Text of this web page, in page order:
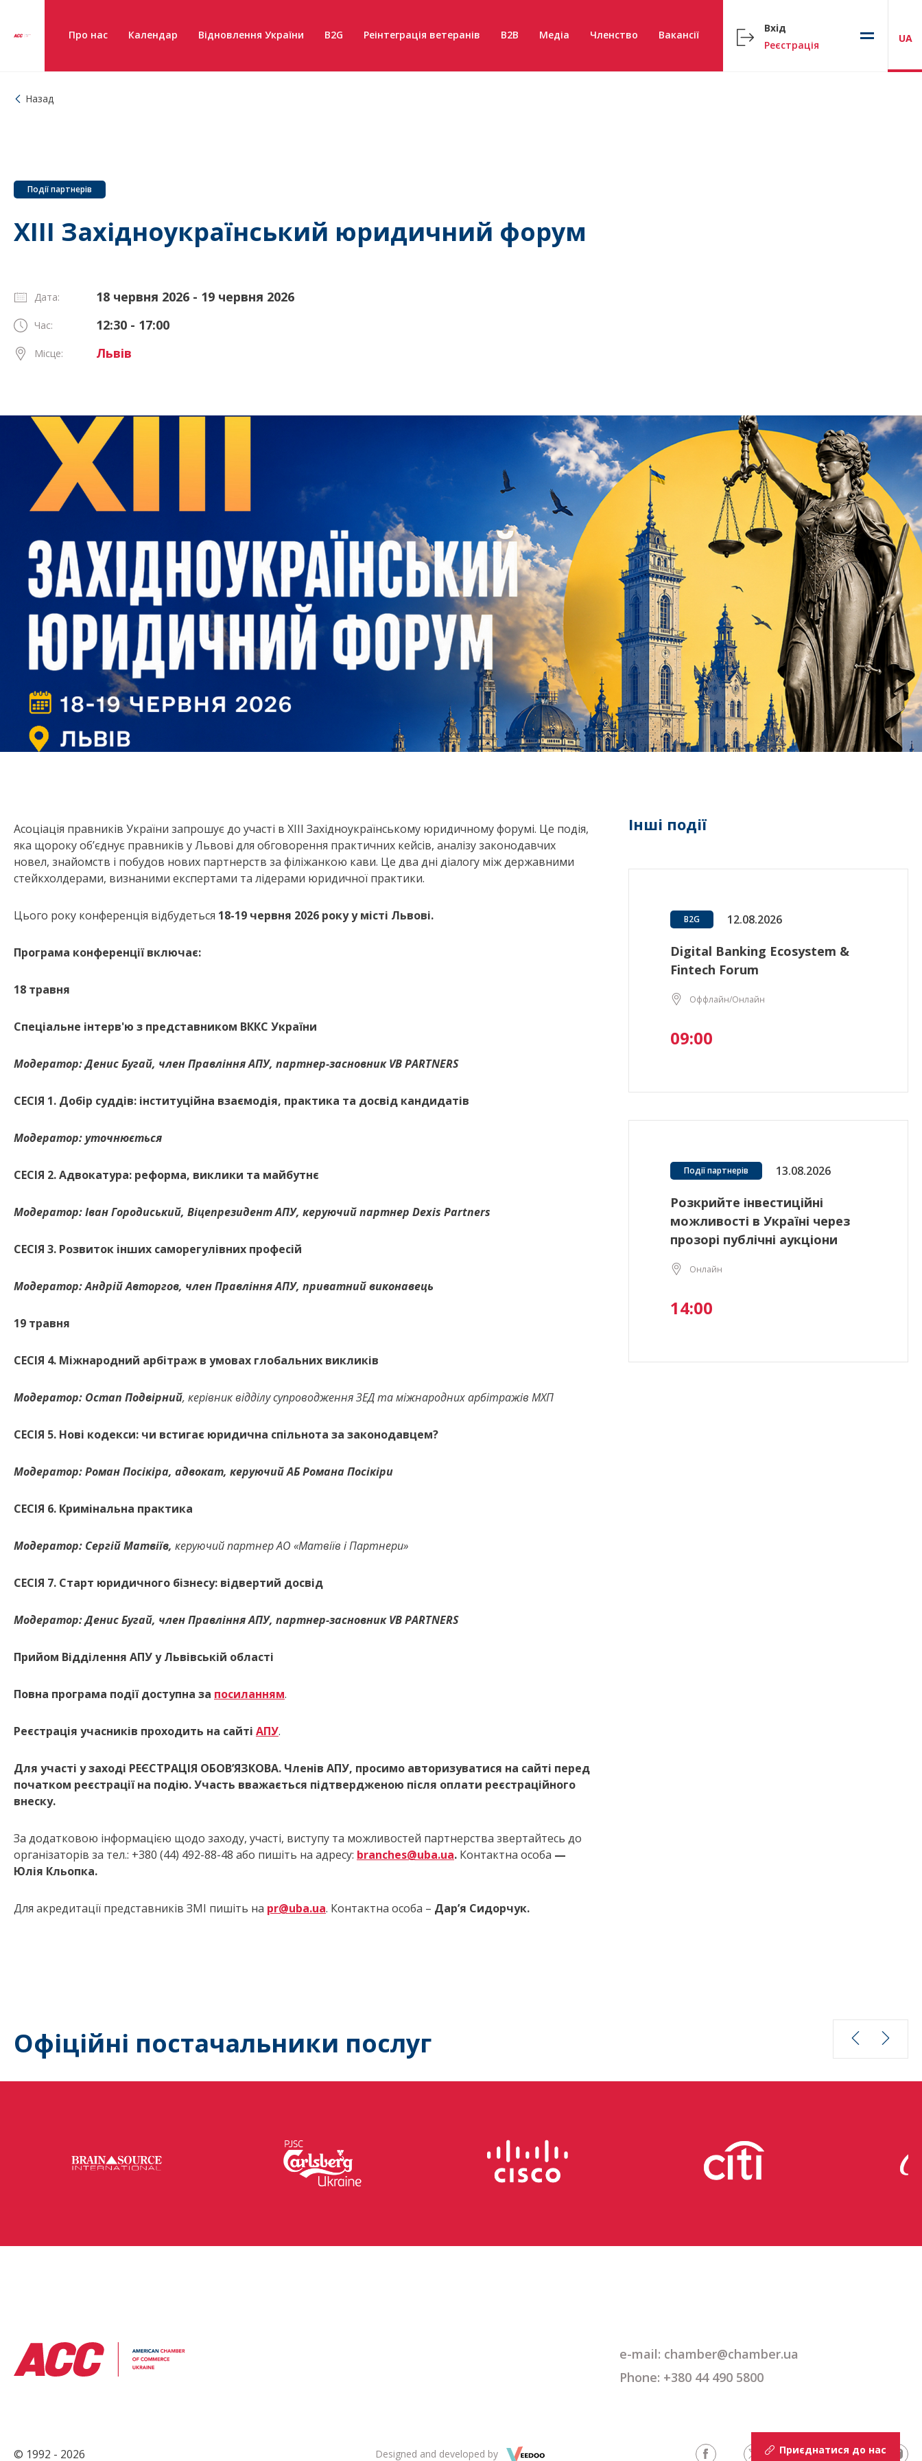
Про нас Календар Відновлення України B2G Реінтеграція ветеранів B2B Медіа Членство Вакансії
Вхід
Реєстрація
UA
Назад
Події партнерів
ХІІІ Західноукраїнський юридичний форум
Дата: 18 червня 2026 - 19 червня 2026
Час: 12:30 - 17:00
Місце: Львів
Асоціація правників України запрошує до участі в ХІІІ Західноукраїнському юридичному форумі. Це подія,
яка щороку об’єднує правників у Львові для обговорення практичних кейсів, аналізу законодавчих
новел, знайомств і побудов нових партнерств за філіжанкою кави. Це два дні діалогу між державними
стейкхолдерами, визнаними експертами та лідерами юридичної практики.
Цього року конференція відбудеться 18-19 червня 2026 рокуу місті Львові.
Програма конференції включає:
18 травня
Спеціальне інтерв'ю з представником ВККС України
Модератор: Денис Бугай, член Правління АПУ, партнер-засновник VB PARTNERS
СЕСІЯ 1. Добір суддів: інституційна взаємодія, практика та досвід кандидатів
Модератор:уточнюється
СЕСІЯ 2. Адвокатура: реформа, виклики та майбутнє
Модератор: Іван Городиський, Віцепрезидент АПУ, керуючий партнер Dexis Partners
СЕСІЯ 3. Розвиток інших саморегулівних професій
Модератор: Андрій Авторгов, член Правління АПУ, приватний виконавець
19 травня
СЕСІЯ 4. Міжнародний арбітраж в умовах глобальних викликів
Модератор: Остап Подвірний, керівник відділу супроводження ЗЕД та міжнародних арбітражів МХП
СЕСІЯ 5. Нові кодекси: чи встигає юридична спільнота за законодавцем?
Модератор: Роман Посікіра, адвокат, керуючий АБ Романа Посікіри
СЕСІЯ 6. Кримінальна практика
Модератор: Сергій Матвіїв, керуючий партнер АО «Матвіїв і Партнери»
СЕСІЯ 7. Старт юридичного бізнесу: відвертий досвід
Модератор: Денис Бугай, член Правління АПУ, партнер-засновник VB PARTNERS
Прийом Відділення АПУ у Львівській області
Повна програма події доступна за посиланням.
Реєстрація учасників проходить на сайті АПУ.
Для участі у заході РЕЄСТРАЦІЯ ОБОВ’ЯЗКОВА. Членів АПУ, просимо авторизуватися на сайті перед
початком реєстрації на подію.Участь вважається підтвердженою після оплати реєстраційного
внеску.
За додатковою інформацією щодо заходу, участі, виступу та можливостей партнерства звертайтесь до
організаторів за тел.: +380 (44) 492-88-48 або пишіть на адресу: branches@uba.ua. Контактна особа —
Юлія Кльопка.
Для акредитації представників ЗМІ пишіть на pr@uba.ua. Контактна особа – Дарʼя Сидорчук.
Інші події
B2G 12.08.2026
Digital Banking Ecosystem &
Fintech Forum
Оффлайн/Онлайн
09:00
Події партнерів 13.08.2026
Розкрийте інвестиційні
можливості в Україні через
прозорі публічні аукціони
Онлайн
14:00
Офіційні постачальники послуг
e-mail: chamber@chamber.ua
Phone: +380 44 490 5800
© 1992 - 2026 Designed and developed by Приєднатися до нас